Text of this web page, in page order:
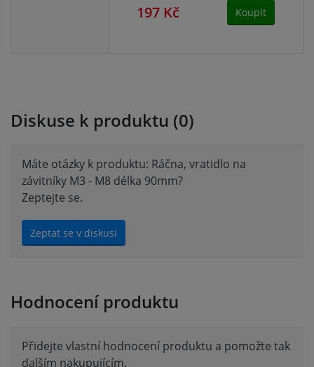
197 Kč Koupit
Diskuse k produktu (0)
Máte otázky k produktu: Ráčna, vratidlo na
závitníky M3 - M8 délka 90mm?
Zeptejte se.
Zeptat se v diskusi
Hodnocení produktu
Přidejte vlastní hodnocení produktu a pomožte tak
dalším nakupujícím.